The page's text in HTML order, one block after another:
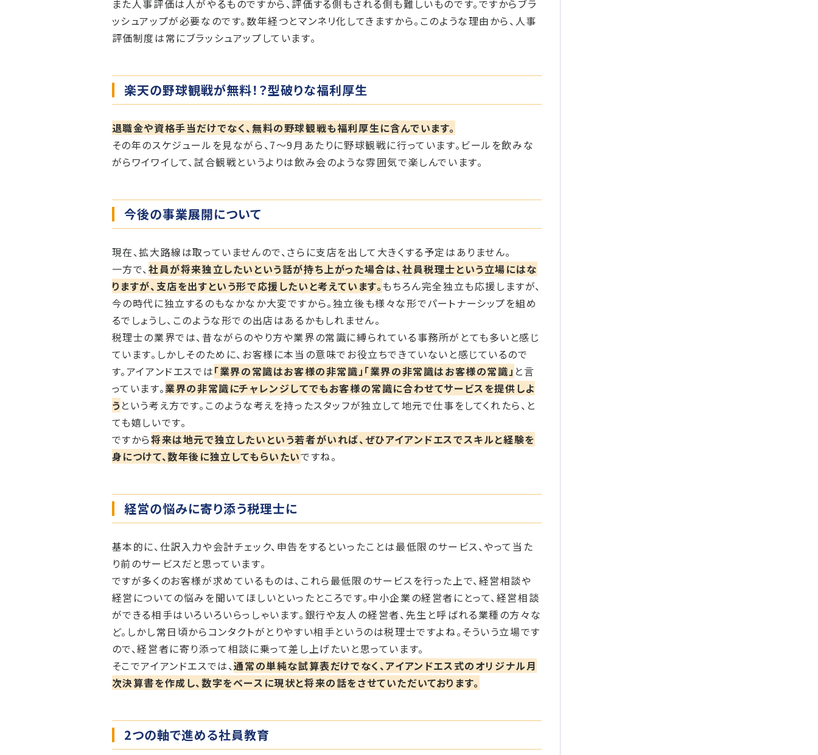
また人事評価は人がやるものですから、評価する側もされる側も難しいものです。ですからブラ
ッシュアップが必要なのです。数年経つとマンネリ化してきますから。このような理由から、人事
評価制度は常にブラッシュアップしています。
楽天の野球観戦が無料！？型破りな福利厚生
退職金や資格手当だけでなく、無料の野球観戦も福利厚生に含んでいます。
その年のスケジュールを見ながら、7〜9月あたりに野球観戦に行っています。ビールを飲みな
がらワイワイして、試合観戦というよりは飲み会のような雰囲気で楽しんでいます。
今後の事業展開について
現在、拡大路線は取っていませんので、さらに支店を出して大きくする予定はありません。
一方で、社員が将来独立したいという話が持ち上がった場合は、社員税理士という立場にはな
りますが、支店を出すという形で応援したいと考えています。もちろん完全独立も応援しますが、
今の時代に独立するのもなかなか大変ですから。独立後も様々な形でパートナーシップを組め
るでしょうし、このような形での出店はあるかもしれません。
税理士の業界では、昔ながらのやり方や業界の常識に縛られている事務所がとても多いと感じ
ています。しかしそのために、お客様に本当の意味でお役立ちできていないと感じているので
す。アイアンドエスでは「業界の常識はお客様の非常識」「業界の非常識はお客様の常識」 と言
っています。業界の非常識にチャレンジしてでもお客様の常識に合わせてサービスを提供しよ
う という考え方です。このような考えを持ったスタッフが独立して地元で仕事をしてくれたら、と
ても嬉しいです。
ですから将来は地元で独立したいという若者がいれば、ぜひアイアンドエスでスキルと経験を
身につけて、数年後に独立してもらいたいですね。
経営の悩みに寄り添う税理士に
基本的に、仕訳入力や会計チェック、申告をするといったことは最低限のサービス、やって当た
り前のサービスだと思っています。
ですが多くのお客様が求めているものは、これら最低限のサービスを行った上で、経営相談や
経営についての悩みを聞いてほしいといったところです。中小企業の経営者にとって、経営相談
ができる相手はいろいろいらっしゃいます。銀行や友人の経営者、先生と呼ばれる業種の方々な
ど。しかし常日頃からコンタクトがとりやすい相手というのは税理士ですよね。そういう立場です
ので、経営者に寄り添って相談に乗って差し上げたいと思っています。
そこでアイアンドエスでは、通常の単純な試算表だけでなく、アイアンドエス式のオリジナル月
次決算書を作成し、数字をベースに現状と将来の話をさせていただいております。
2つの軸で進める社員教育